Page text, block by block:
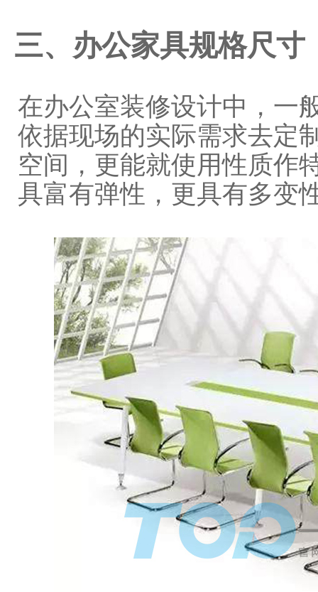
三、办公家具规格尺寸
在办公室装修设计中，一
依据现场的实际需求去定
空间，更能就使用性质作
具富有弹性，更具有多变